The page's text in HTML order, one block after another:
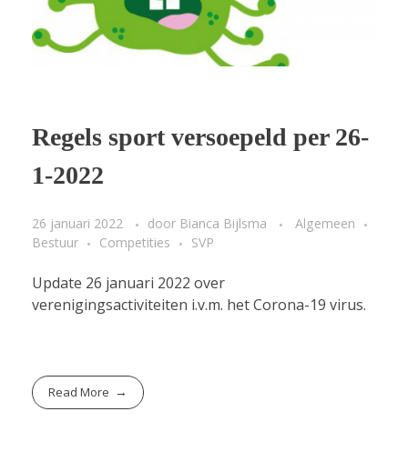
Regels sport versoepeld per 26-
1-2022
26 januari 2022 door Bianca Bijlsma
Algemeen
Bestuur
Competities SVP
Update 26 januari 2022 over
verenigingsactiviteiten i.v.m. het Corona-19 virus.
Read More